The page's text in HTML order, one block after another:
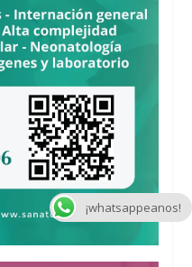
¡whatsappeanos!